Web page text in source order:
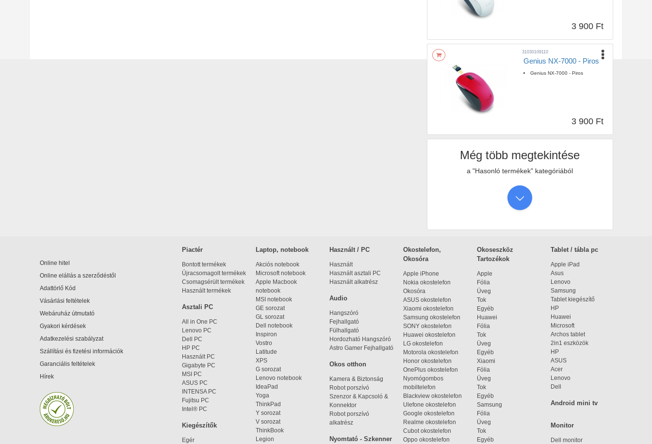
3 900 Ft
31030109110
Genius NX-7000 - Piros
Genius NX-7000 - Piros
3 900 Ft
Még több megtekintése
a "Hasonló termékek" kategóriából
Online hitel
Online elállás a szerződéstől
Adattörlő Kód
Vásárlási feltételek
Webáruház útmutató
Gyakori kérdések
Adatkezelési szabályzat
Szállítási és fizetési információk
Garanciális feltételek
Hírek
Piactér
Bontott termékek
Újracsomagolt termékek
Csomagsérült termékek
Használt termékek
Laptop, notebook
Akciós notebook
Microsoft notebook
Apple Macbook
notebook
MSI notebook
GE sorozat
GL sorozat
Dell notebook
Inspiron
Vostro
Latitude
XPS
G sorozat
Lenovo notebook
IdeaPad
Yoga
ThinkPad
Y sorozat
V sorozat
ThinkBook
Legion
Használt / PC
Használt
Használt asztali PC
Használt alkatrész
Okostelefon,
Okosóra
Apple iPhone
Nokia okostelefon
Okosóra
ASUS okostelefon
Xiaomi okostelefon
Samsung okostelefon
SONY okostelefon
Huawei okostelefon
LG okostelefon
Motorola okostelefon
Honor okostelefon
OnePlus okostelefon
Nyomógombos
mobiltelefon
Blackview okostelefon
Ulefone okostelefon
Google okostelefon
Realme okostelefon
Cubot okostelefon
Oppo okostelefon
Okoseszköz
Tartozékok
Apple
Fólia
Üveg
Tok
Egyéb
Huawei
Fólia
Tok
Üveg
Egyéb
Xiaomi
Fólia
Üveg
Tok
Egyéb
Samsung
Fólia
Üveg
Tok
Egyéb
Tablet / tábla pc
Apple iPad
Asus
Lenovo
Samsung
Tablet kiegészítő
HP
Huawei
Microsoft
Archos tablet
2in1 eszközök
HP
ASUS
Acer
Lenovo
Dell
Audio
Hangszóró
Fejhallgató
Fülhallgató
Hordozható Hangszóró
Astro Gamer Fejhallgató
Asztali PC
All in One PC
Lenovo PC
Dell PC
HP PC
Használt PC
Gigabyte PC
MSI PC
ASUS PC
INTENSA PC
Fujitsu PC
Intel® PC
Okos otthon
Kamera & Biztonság
Robot porszívó
Szenzor & Kapcsoló &
Konnektor
Robot porszívó
alkatrész
Android mini tv
Kiegészítők
Egér
Monitor
Dell monitor
Nyomtató - Szkenner